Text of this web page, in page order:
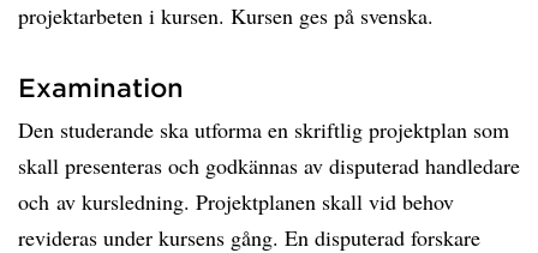
projektarbeten i kursen. Kursen ges på svenska.
Examination
Den studerande ska utforma en skriftlig projektplan som
skall presenteras och godkännas av disputerad handledare
och av kursledning. Projektplanen skall vid behov
revideras under kursens gång. En disputerad forskare